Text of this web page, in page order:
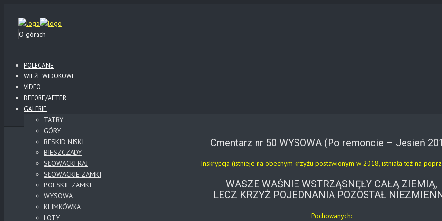
O górach
POLECANE
WIEŻE WIDOKOWE
VIDEO
BEFORE/AFTER
GALERIE
TATRY
GÓRY
BESKID NISKI
BIESZCZADY
SŁOWACKI RAJ
SŁOWACKIE ZAMKI
POLSKIE ZAMKI
WYSOWA
KLIMKÓWKA
LOTY
Cmentarz nr 50 WYSOWA (Po remoncie – Jesień
Inskrypcja (istnieje na obecnym krzyżu postawionym w 2018, istniała też na
WASZE WAŚNIE WSTRZĄSNĘŁY CAŁĄ ZIEMIĄ,
LECZ KRZYŻ POJEDNANIA POZOSTAŁ
Pochowanych: